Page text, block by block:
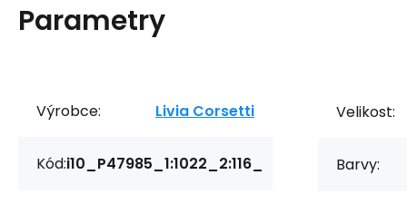
Parametry
Výrobce: Livia Corsetti
Kód:i10_P47985_1:1022_2:116_
Velikost:
Barvy: